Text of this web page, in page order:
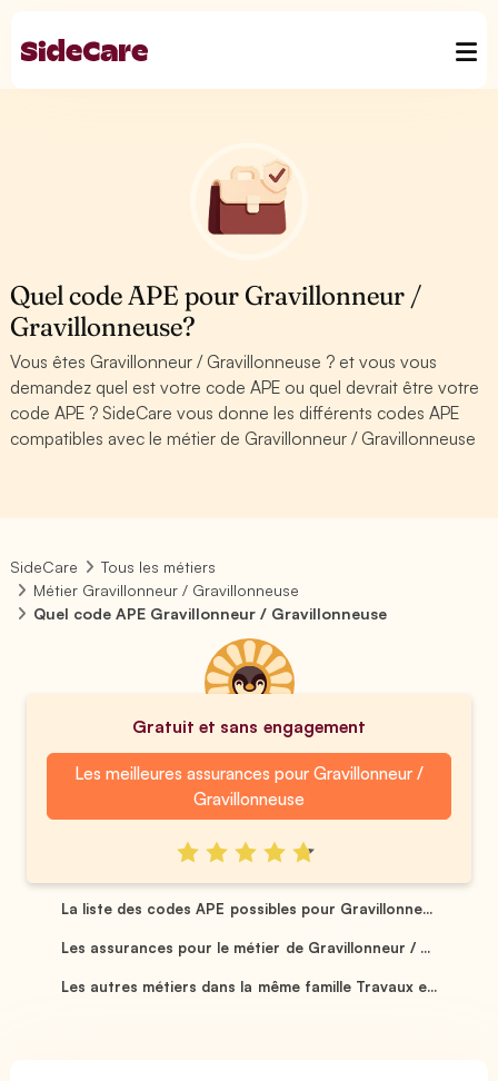
Quel code APE pour Gravillonneur /
Gravillonneuse?
Vous êtes Gravillonneur / Gravillonneuse ? et vous vous
demandez quel est votre code APE ou quel devrait être votre
code APE ? SideCare vous donne les différents codes APE
compatibles avec le métier de Gravillonneur / Gravillonneuse
SideCare
Tous les métiers
Métier Gravillonneur / Gravillonneuse
Quel code APE Gravillonneur / Gravillonneuse
Gratuit et sans engagement
Les meilleures assurances pour Gravillonneur /
Gravillonneuse
La liste des codes APE possibles pour Gravillonne...
Les assurances pour le métier de Gravillonneur / ...
Les autres métiers dans la même famille Travaux e...